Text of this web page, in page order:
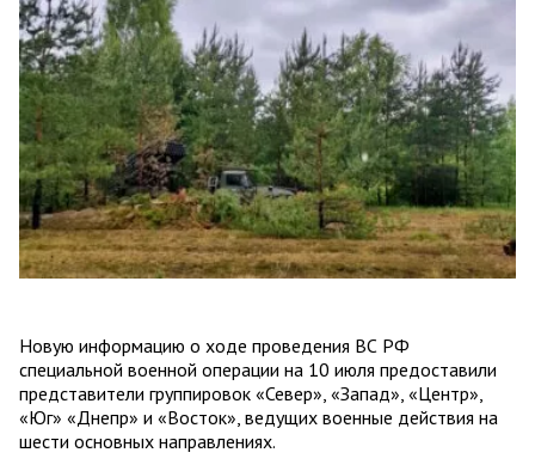
Новую информацию о ходе проведения ВС РФ
специальной военной операции на 10 июля предоставили
представители группировок «Север», «Запад», «Центр»,
«Юг» «Днепр» и «Восток», ведущих военные действия на
шести основных направлениях.